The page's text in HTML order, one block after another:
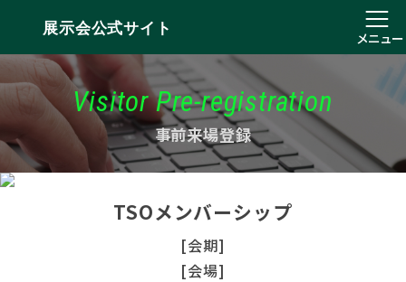
展示会公式サイト
メニュー
Visitor Pre-registration
事前来場登録
TSOメンバーシップ
[会期]
[会場]